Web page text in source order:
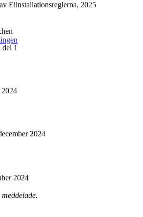
Elinstallationsreglerna, 2025
1
2024
2024